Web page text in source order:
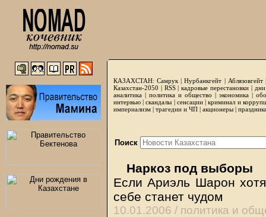
КАЗАХСТАН: Самрук |Нурбанкгейт | Аблязовгейт
Казахстан-2050 | RSS|кадровые перестановки|
аналитика | политика и общество | экономика |
интервью |скандалы | сенсации|криминал и
империализм | трагедии и ЧП | акционеры |
Поиск
Наркоз под выборы
Если Ариэль Шарон
себе станет чудом
10.01.2006 / политика и